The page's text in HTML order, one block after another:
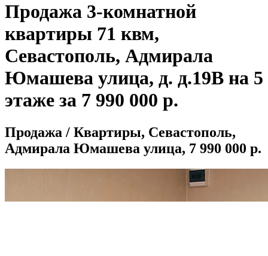
Продажа 3-комнатной
квартиры 71 квм,
Севастополь, Адмирала
Юмашева улица, д. д.19В на 5
этаже за 7 990 000 р.
Продажа / Квартиры, Севастополь,
Адмирала Юмашева улица, 7 990 000 р.